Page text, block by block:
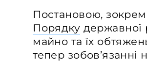
Постановою,
Порядку державної
майно та їх
тепер зобов’язанні